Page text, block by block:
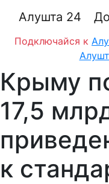
Алушта 24
Подключайся к
Крыму
17,5
к